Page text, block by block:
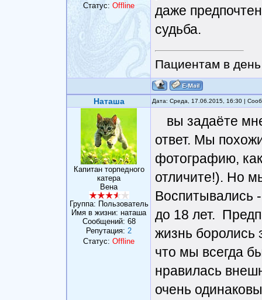
Статус: Offline
даже
судьба.
Пациентам в
Наташа Дата: Среда, 17.06.2015, 16:30 |
Капитан торпедного
катера
Вена
Группа: Пользователь
Имя в жизни: наташа
Сообщений: 68
Репутация: 2
Статус: Offline
вы задаёте
ответ. Мы
фотографию,
отличите!). Но
Воспитывались
до 18 лет.
жизнь боролись
что мы всегда
нравилась
очень